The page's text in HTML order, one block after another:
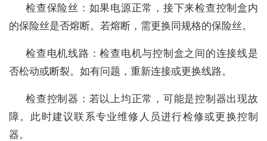
检查保险丝：如果电源正常，接下来检查控制盒内
的保险丝是否熔断。若熔断，需更换同规格的保险丝。
检查电机线路：检查电机与控制盒之间的连接线是
否松动或断裂。如有问题，重新连接或更换线路。
检查控制器：若以上均正常，可能是控制器出现故
障。此时建议联系专业维修人员进行检修或更换控制
器。